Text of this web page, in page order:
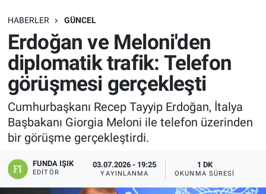
HABERLER GÜNCEL
Erdoğan ve Meloni'den
diplomatik trafik: Telefon
görüşmesi gerçekleşti
Cumhurbaşkanı Recep Tayyip Erdoğan, İtalya
Başbakanı Giorgia Meloni ile telefon üzerinden
bir görüşme gerçekleştirdi.
FUNDA IŞIK
EDITÖR
03.07.2026 - 19:25
YAYINLANMA
1 DK
OKUNMA SÜRESI
SAĞLIK
EKONOMİ
EĞİTİM
ÖZEL HABER
Keşfet
ASTROLOJİ